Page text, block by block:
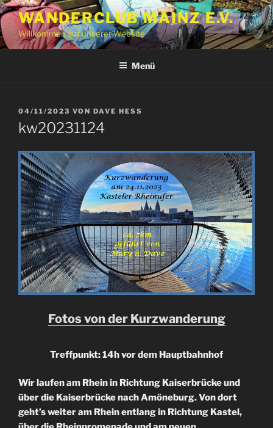
Zum
Inhalt
springen
WANDERCLUB MAINZ E.V.
Willkommen auf unserer Website
Menü
VERÖFFENTLICHT
AM
04/11/2023 VON DAVE HESS
kw20231124
Fotos von der Kurzwanderung
Treffpunkt: 14h vor dem Hauptbahnhof
Wir laufen am Rhein in Richtung Kaiserbrücke und
über die Kaiserbrücke nach Amöneburg. Von dort
geht’s weiter am Rhein entlang in Richtung Kastel,